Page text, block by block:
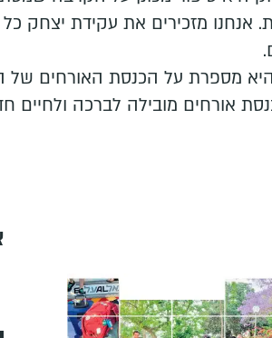
אנחנו מזכירים את עקידת יצחק
מספרת על הכנסת האורחים של
אורחים מובילה לברכה ולחיים